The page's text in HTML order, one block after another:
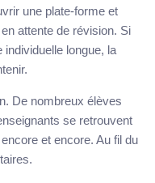
une plate-forme et
attente de révision. Si
longue, la
De nombreux élèves
se retrouvent
et encore. Au fil du